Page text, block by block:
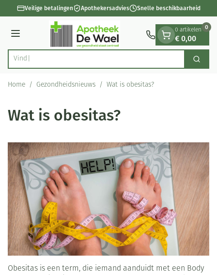
Ga naar de inhoud
1 van 1Veilige betalingen Apothekersadvies Snelle beschikbaarheid
Menu
Product, merk, categorie...
Vind snel Zoek
0 artikelen
€ 0,00
0
Home / Gezondheidsnieuws / Wat is obesitas?
Wat is obesitas?
Obesitas is een term, die iemand aanduidt met een Body